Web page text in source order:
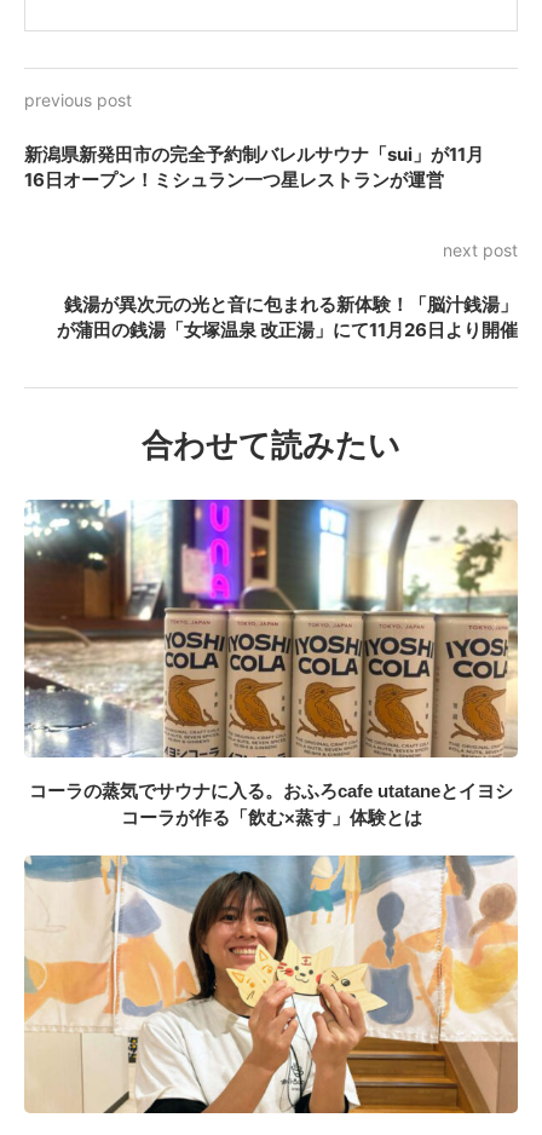
previous post
新潟県新発田市の完全予約制バレルサウナ「sui」が11月
16日オープン！ミシュラン一つ星レストランが運営
next post
銭湯が異次元の光と音に包まれる新体験！「脳汁銭湯」
が蒲田の銭湯「女塚温泉 改正湯」にて11月26日より開催
合わせて読みたい
コーラの蒸気でサウナに入る。おふろcafe utataneとイヨシ
コーラが作る「飲む×蒸す」体験とは